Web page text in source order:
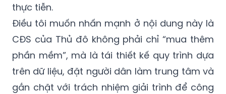
thực tiễn.
Điều tôi muốn nhấn mạnh ở nội dung này là
CĐS của Thủ đô không phải chỉ “mua thêm
phần mềm”, mà là tái thiết kế quy trình dựa
trên dữ liệu, đặt người dân làm trung tâm và
gắn chặt với trách nhiệm giải trình để công